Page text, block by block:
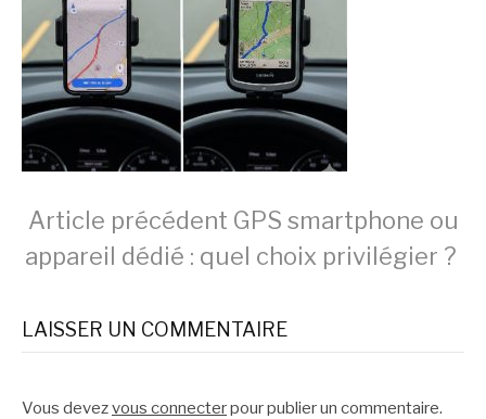
Lire
la
suite
Article précédent GPS smartphone ou
appareil dédié : quel choix privilégier ?
LAISSER UN COMMENTAIRE
Vous devezvous connecterpour publier un commentaire.